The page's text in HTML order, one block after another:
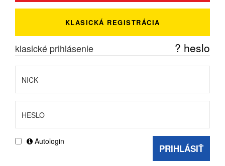
KLASICKÁ REGISTRÁCIA
klasické prihlásenie ? heslo
Autologin
PRIHLÁSIŤ